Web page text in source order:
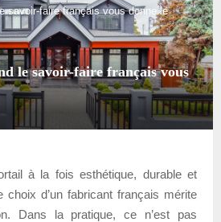
savoir-faire français vous donne le
le savoir-faire français vous
à la fois esthétique, durable et
choix d’un fabricant français mérite
Dans la pratique, ce n’est pas